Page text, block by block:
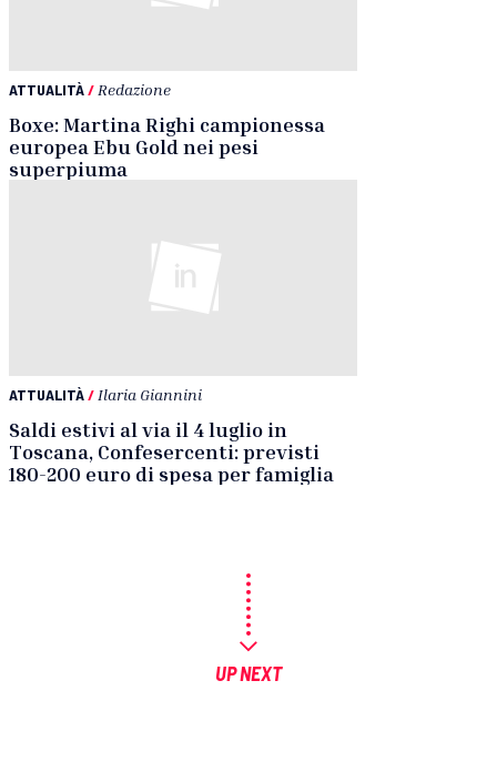
ATTUALITÀ/ Redazione
Boxe: Martina Righi campionessa
europea Ebu Gold nei pesi
superpiuma
ATTUALITÀ/ Ilaria Giannini
Saldi estivi al via il 4 luglio in
Toscana, Confesercenti: previsti
180-200 euro di spesa per famiglia
UP NEXT